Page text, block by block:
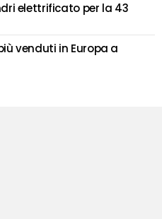
elettrificato per la 43
venduti in Europa a